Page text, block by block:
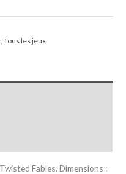
,Tous les jeux
Fables. Dimensions :